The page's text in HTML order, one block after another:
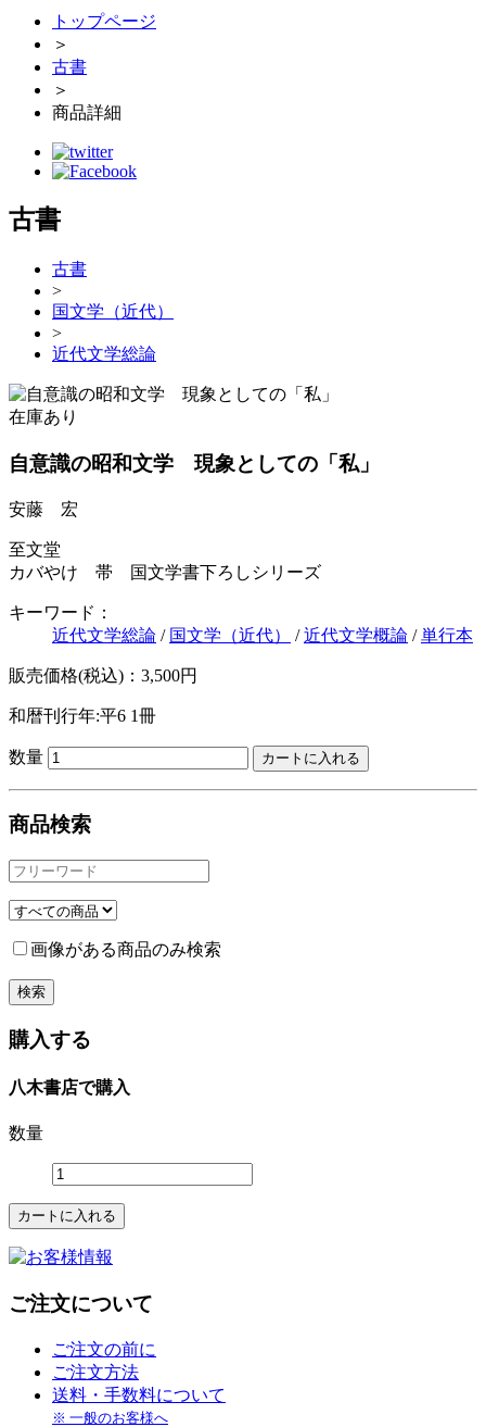
トップページ
＞
古書
＞
商品詳細
古書
古書
>
国文学（近代）
>
近代文学総論
在庫あり
自意識の昭和文学 現象としての「私」
安藤 宏
至文堂
カバやけ 帯 国文学書下ろしシリーズ
キーワード：
近代文学総論 / 国文学（近代） /近代文学概論 /単行本
販売価格(税込)：3,500円
和暦刊行年:平6 1冊
数量
商品検索
画像がある商品のみ検索
購入する
八木書店で購入
数量
ご注文について
ご注文の前に
ご注文方法
送料・手数料について
※ 一般のお客様へ